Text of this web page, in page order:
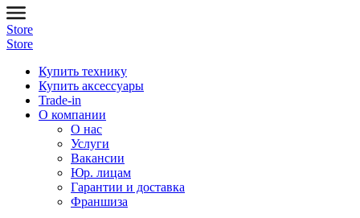
Store
Store
Купить технику
Купить аксессуары
Trade-in
О компании
О нас
Услуги
Вакансии
Юр. лицам
Гарантии и доставка
Франшиза